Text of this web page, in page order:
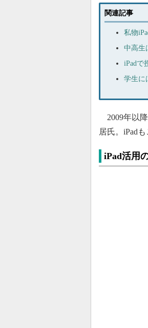
関連記事
私物
中高生
iPadで
学生に
2009年以降
居氏。iPad
iPad活用